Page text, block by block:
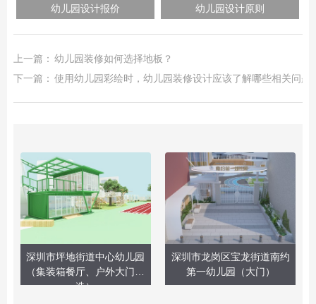
幼儿园设计报价
幼儿园设计原则
上一篇： 幼儿园装修如何选择地板？
下一篇： 使用幼儿园彩绘时，幼儿园装修设计应该了解哪些相关问题
深圳市坪地街道中心幼儿园
（集装箱餐厅、户外大门改
造）
深圳市龙岗区宝龙街道南约
第一幼儿园（大门）